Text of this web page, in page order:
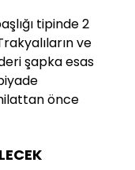
tipinde 2
ve
şapka esas
önce